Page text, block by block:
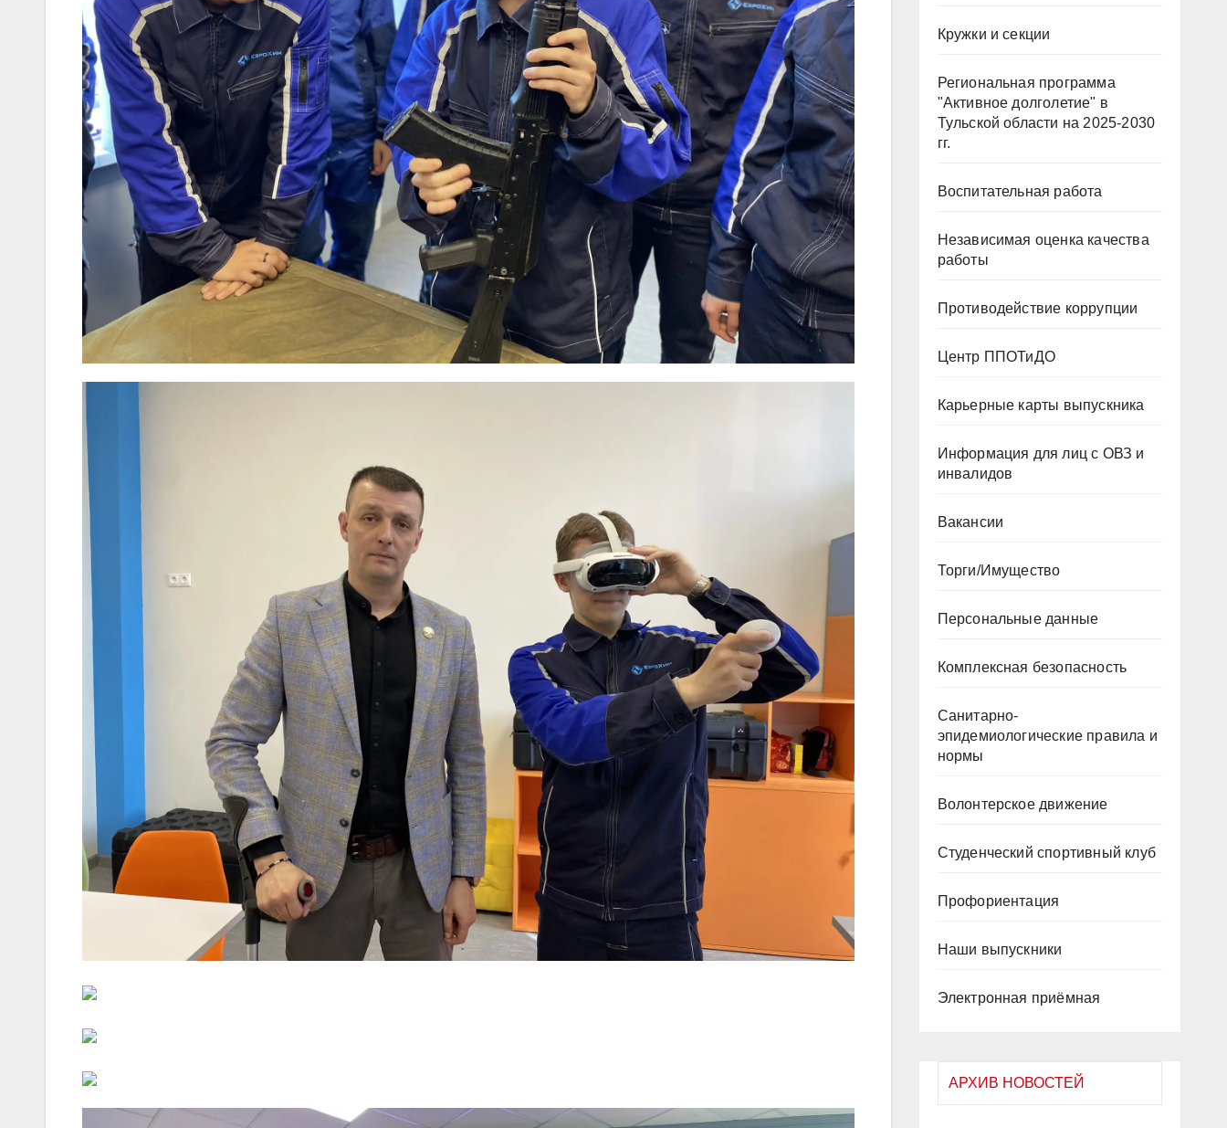
Кружки и секции
Региональная программа
"Активное долголетие" в
Тульской области на 2025-2030
гг.
Воспитательная работа
Независимая оценка качества
работы
Противодействие коррупции
Центр ППОТиДО
Карьерные карты выпускника
Информация для лиц с ОВЗ и
инвалидов
Вакансии
Торги/Имущество
Персональные данные
Комплексная безопасность
Санитарно-
эпидемиологические правила и
нормы
Волонтерское движение
Студенческий спортивный клуб
Профориентация
Наши выпускники
Электронная приёмная
АРХИВ НОВОСТЕЙ